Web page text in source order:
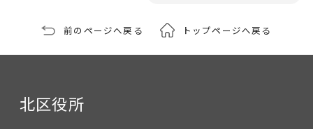
前のページへ戻る トップページへ戻る
北区役所